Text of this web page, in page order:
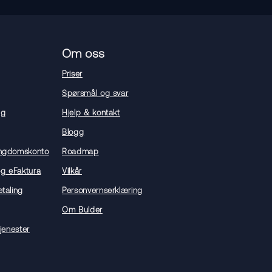
eFaktura
Om oss
Priser
Spørsmål og svar
Hjelp & kontakt
Blogg
Roadmap
Vilkår
Personvernserklæring
Om Bulder